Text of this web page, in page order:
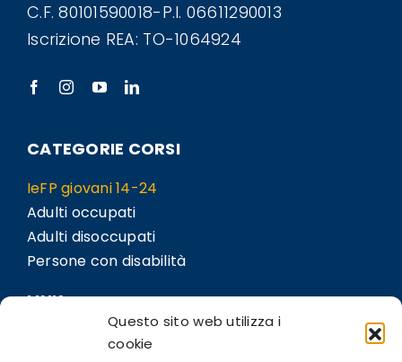
Questo sito web utilizza i
cookie
C.F. 80101590018-P.I. 06611290013
Iscrizione REA: TO-1064924
CATEGORIE CORSI
IeFP giovani 14-24
Adulti occupati
Adulti disoccupati
Persone con disabilità
LINK